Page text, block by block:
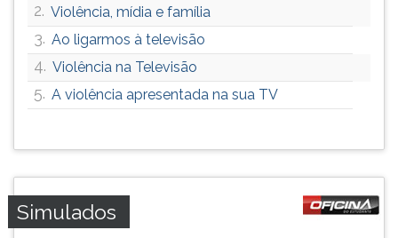
2. Violência, mídia e família
3. Ao ligarmos à televisão
4. Violência na Televisão
5. A violência apresentada na sua TV
Simulados